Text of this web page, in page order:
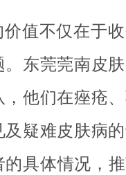
价值不仅在于
。东莞莞南皮
，他们在痤疮
及疑难皮肤病
的具体情况，